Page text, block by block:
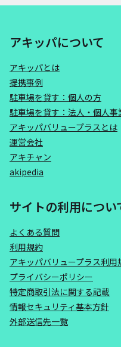
アキッパについて
アキッパとは
提携事例
駐車場を貸す：個人の方
駐車場を貸す：法人・個人事
アキッパバリュープラスとは
運営会社
アキチャン
akipedia
サイトの利用につい
よくある質問
利用規約
アキッパバリュープラス利用
プライバシーポリシー
特定商取引法に関する記載
情報セキュリティ基本方針
外部送信先一覧